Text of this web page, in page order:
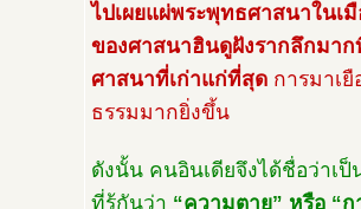
ไปเผยแผ่พระพุทธศาสนาในเ
ของศาสนาฮินดูฝังรากลึกมา
ศาสนาที่เก่าแก่ที่สุด การมาเ
ธรรมมากยิ่งขึ้น
ดังนั้น คนอินเดียจึงได้ชื่อว่าเ
ที่รู้กันว่า “ความตาย” หรือ “ก